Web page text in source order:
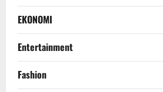
EKONOMI
Entertainment
Fashion